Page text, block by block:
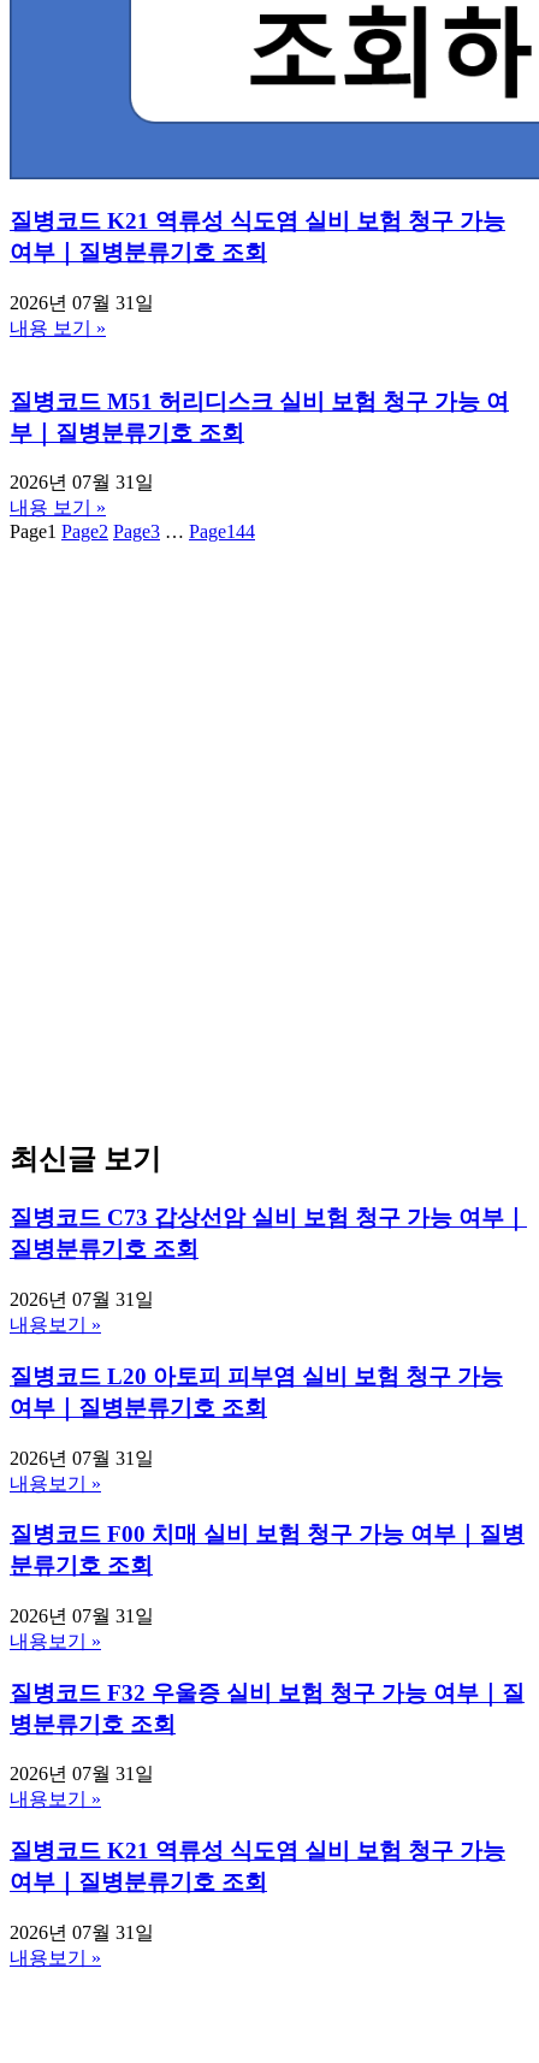
질병코드 K21 역류성 식도염 실비 보험 청구 가능
여부｜질병분류기호 조회
2026년 07월 31일
내용 보기 »
질병코드 M51 허리디스크 실비 보험 청구 가능 여
부｜질병분류기호 조회
2026년 07월 31일
내용 보기 »
Page1 Page2 Page3 … Page144
최신글 보기
질병코드 C73 갑상선암 실비 보험 청구 가능 여부｜
질병분류기호 조회
2026년 07월 31일
내용보기 »
질병코드 L20 아토피 피부염 실비 보험 청구 가능
여부｜질병분류기호 조회
2026년 07월 31일
내용보기 »
질병코드 F00 치매 실비 보험 청구 가능 여부｜질병
분류기호 조회
2026년 07월 31일
내용보기 »
질병코드 F32 우울증 실비 보험 청구 가능 여부｜질
병분류기호 조회
2026년 07월 31일
내용보기 »
질병코드 K21 역류성 식도염 실비 보험 청구 가능
여부｜질병분류기호 조회
2026년 07월 31일
내용보기 »